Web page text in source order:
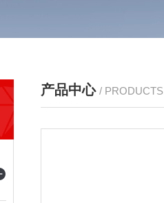
产品中心 / PRODUCTS